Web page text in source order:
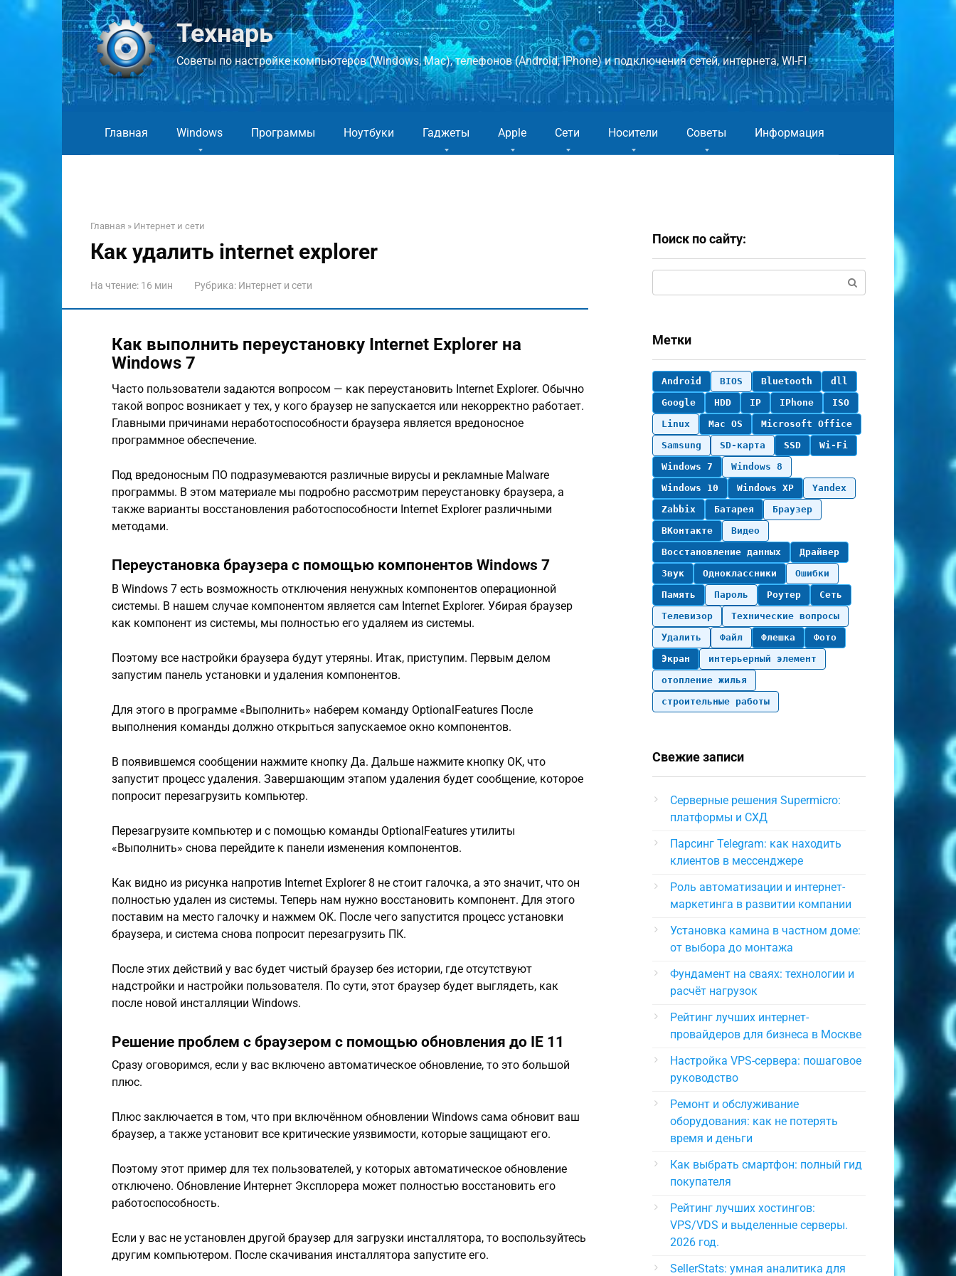
Перейти
Технарь
Советы по настройке компьютеров (Windows, Mac), телефонов (Android, IPhone) и подключения сетей, интернета, WI-FI
Главная Windows Программы Ноутбуки Гаджеты Apple Сети Носители Советы Информация
Главная » Интернет и сети
Как удалить internet explorer
На чтение: 16 мин Рубрика: Интернет и сети
Как выполнить переустановку Internet Explorer на
Windows 7
Часто пользователи задаются вопросом — как переустановить Internet Explorer. Обычно
такой вопрос возникает у тех, у кого браузер не запускается или некорректно работает.
Главными причинами неработоспособности браузера является вредоносное
программное обеспечение.
Под вредоносным ПО подразумеваются различные вирусы и рекламные Malware
программы. В этом материале мы подробно рассмотрим переустановку браузера, а
также варианты восстановления работоспособности Internet Explorer различными
методами.
Переустановка браузера с помощью компонентов Windows 7
В Windows 7 есть возможность отключения ненужных компонентов операционной
системы. В нашем случае компонентом является сам Internet Explorer. Убирая браузер
как компонент из системы, мы полностью его удаляем из системы.
Поэтому все настройки браузера будут утеряны. Итак, приступим. Первым делом
запустим панель установки и удаления компонентов.
Для этого в программе «Выполнить» наберем команду OptionalFeatures После
выполнения команды должно открыться запускаемое окно компонентов.
В появившемся сообщении нажмите кнопку Да. Дальше нажмите кнопку OK, что
запустит процесс удаления. Завершающим этапом удаления будет сообщение, которое
попросит перезагрузить компьютер.
Перезагрузите компьютер и с помощью команды OptionalFeatures утилиты
«Выполнить» снова перейдите к панели изменения компонентов.
Как видно из рисунка напротив Internet Explorer 8 не стоит галочка, а это значит, что он
полностью удален из системы. Теперь нам нужно восстановить компонент. Для этого
поставим на место галочку и нажмем OK. После чего запустится процесс установки
браузера, и система снова попросит перезагрузить ПК.
После этих действий у вас будет чистый браузер без истории, где отсутствуют
надстройки и настройки пользователя. По сути, этот браузер будет выглядеть, как
после новой инсталляции Windows.
Решение проблем с браузером с помощью обновления до IE 11
Сразу оговоримся, если у вас включено автоматическое обновление, то это большой
плюс.
Плюс заключается в том, что при включённом обновлении Windows сама обновит ваш
браузер, а также установит все критические уязвимости, которые защищают его.
Поэтому этот пример для тех пользователей, у которых автоматическое обновление
отключено. Обновление Интернет Эксплорера может полностью восстановить его
работоспособность.
Если у вас не установлен другой браузер для загрузки инсталлятора, то воспользуйтесь
другим компьютером. После скачивания инсталлятора запустите его.
Поиск по сайту:
Метки
Android BIOS Bluetooth
dll
Google
HDD IP IPhone
ISO
Linux
Mac OS
Microsoft Office
Samsung
SD-карта SSD
Wi-Fi
Windows 7
Windows 8
Windows 10
Windows XP
Yandex
Zabbix
Батарея
Браузер
ВКонтакте
Видео
Восстановление данных
Драйвер
Звук
Одноклассники
Ошибки
Память
Пароль Роутер
Сеть
Телевизор
Технические вопросы
Удалить
Файл Флешка
Фото
Экран
интерьерный элемент
отопление жилья
строительные работы
Свежие записи
Серверные решения Supermicro:
платформы и СХД
Парсинг Telegram: как находить
клиентов в мессенджере
Роль автоматизации и интернет-
маркетинга в развитии компании
Установка камина в частном доме:
от выбора до монтажа
Фундамент на сваях: технологии и
расчёт нагрузок
Рейтинг лучших интернет-
провайдеров для бизнеса в Москве
Настройка VPS-сервера: пошаговое
руководство
Ремонт и обслуживание
оборудования: как не потерять
время и деньги
Как выбрать смартфон: полный гид
покупателя
Рейтинг лучших хостингов:
VPS/VDS и выделенные серверы.
2026 год.
SellerStats: умная аналитика для